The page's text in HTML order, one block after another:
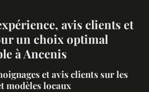
avis clients et
un choix optimal
à Ancenis
et avis clients sur les
modèles locaux